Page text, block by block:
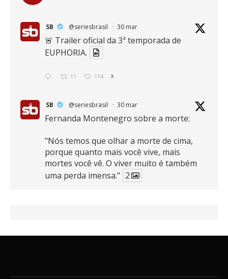
SB @seriesbrasil · 30 mar
🚨 Trailer oficial da 3ª temporada de
EUPHORIA.
11 114 X
SB @seriesbrasil · 30 mar
Fernanda Montenegro sobre a morte:
"Nós temos que olhar a morte de cima,
porque quanto mais você vive, mais
mortes você vê. O viver muito é também
uma perda imensa." 2
16 389 X